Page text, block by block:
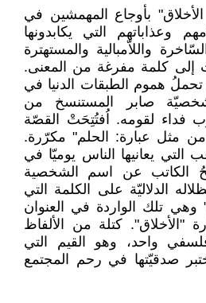
بأوجاع المهمشين في
وعذاباتهم التي يكابدونها
واللاّمبالية والمستهترة
إلى كلمة مفرغة من المعنى.
تحملُ هموم الطبقات الدنيا في
صابر المستنسخ من
فداء لقومه. اُفتُتِحَتْ القصّة
من مثل عبارة: الحلم" مكرّرة.
يعانيها الناس يوميّا في
الكاتب عن اسم الشخصية
الدلاليّة على الكلمة التي
وهي تلك الواردة في العنوان
كتلة من الألفاظ
واحد، وهو القيم التي
صدقيّتها في رحم المجتمع